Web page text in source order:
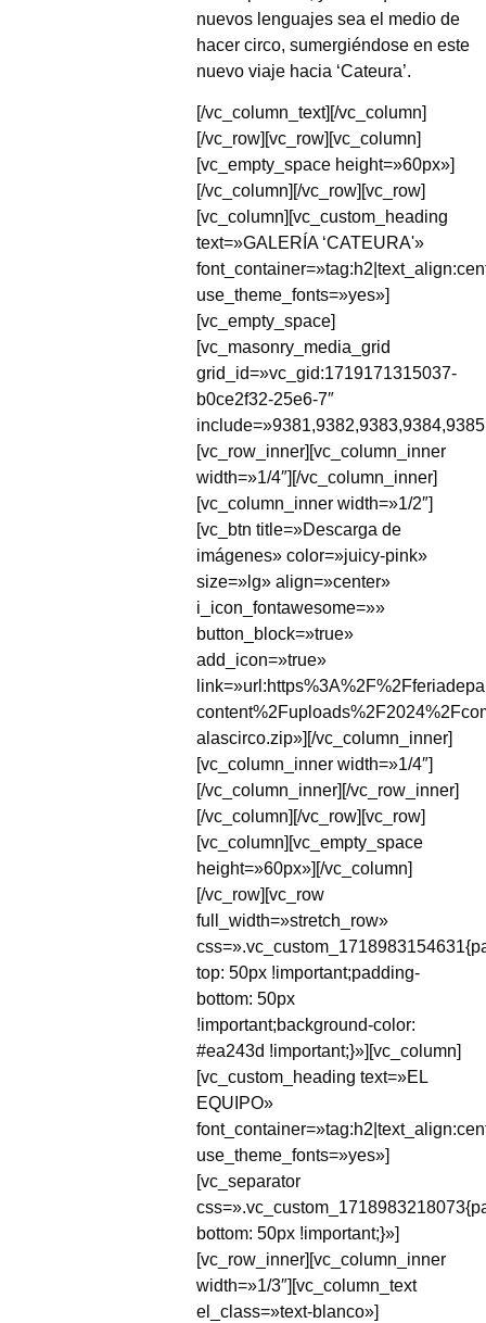
nuevos lenguajes sea el medio de
hacer circo, sumergiéndose en este
nuevo viaje hacia ‘Cateura’.
[/vc_column_text][/vc_column]
[/vc_row][vc_row][vc_column]
[vc_empty_space height=»60px»]
[/vc_column][/vc_row][vc_row]
[vc_column][vc_custom_heading
text=»GALERÍA ‘CATEURA'»
use_theme_fonts=»yes»]
[vc_empty_space]
[vc_masonry_media_grid
grid_id=»vc_gid:1719171315037-
b0ce2f32-25e6-7″
[vc_row_inner][vc_column_inner
width=»1/4″][/vc_column_inner]
[vc_column_inner width=»1/2″]
[vc_btn title=»Descarga de
imágenes» color=»juicy-pink»
size=»lg» align=»center»
i_icon_fontawesome=»»
button_block=»true»
add_icon=»true»
alascirco.zip»][/vc_column_inner]
[vc_column_inner width=»1/4″]
[/vc_column_inner][/vc_row_inner]
[/vc_column][/vc_row][vc_row]
[vc_column][vc_empty_space
height=»60px»][/vc_column]
[/vc_row][vc_row
full_width=»stretch_row»
top: 50px !important;padding-
bottom: 50px
!important;background-color:
#ea243d !important;}»][vc_column]
[vc_custom_heading text=»EL
EQUIPO»
use_theme_fonts=»yes»]
[vc_separator
bottom: 50px !important;}»]
[vc_row_inner][vc_column_inner
width=»1/3″][vc_column_text
el_class=»text-blanco»]